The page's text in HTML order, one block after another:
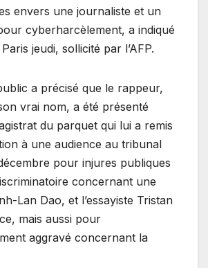
envers une journaliste et un
cyberharcèlement, a indiqué
jeudi, sollicité par l’AFP.
a précisé que le rappeur,
vrai nom, a été présenté
du parquet qui lui a remis
à une audience au tribunal
pour injures publiques
concernant une
Lan Dao, et l’essayiste Tristan
mais aussi pour
aggravé concernant la